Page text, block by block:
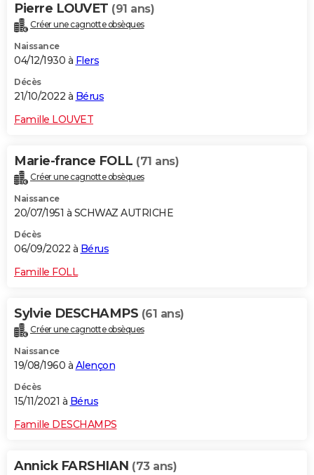
Pierre LOUVET (91 ans)
Créer une cagnotte obsèques
Naissance
04/12/1930 à Flers
Décès
21/10/2022 à Bérus
Famille LOUVET
Marie-france FOLL (71 ans)
Créer une cagnotte obsèques
Naissance
20/07/1951 à SCHWAZ AUTRICHE
Décès
06/09/2022 à Bérus
Famille FOLL
Sylvie DESCHAMPS (61 ans)
Créer une cagnotte obsèques
Naissance
19/08/1960 à Alençon
Décès
15/11/2021 à Bérus
Famille DESCHAMPS
Annick FARSHIAN (73 ans)